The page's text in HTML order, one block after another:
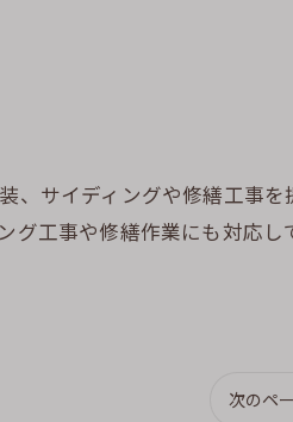
、サイディングや修繕工事を
グ工事や修繕作業にも対応し
次のペ